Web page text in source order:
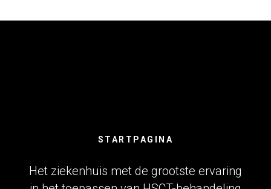
STARTPAGINA
Het ziekenhuis met de grootste ervaring